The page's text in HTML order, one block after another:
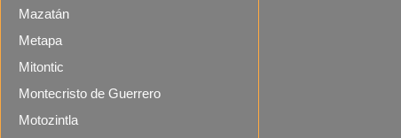
Mazatán
Metapa
Mitontic
Montecristo de Guerrero
Motozintla